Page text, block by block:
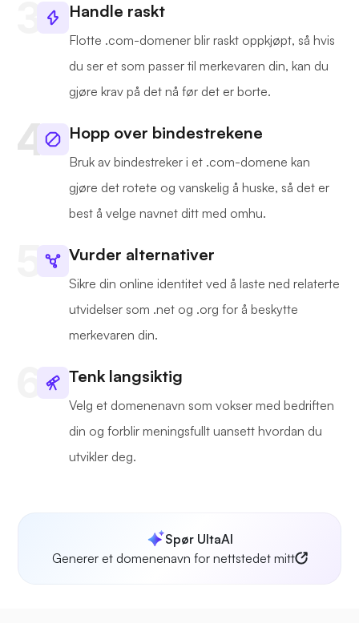
Handle raskt
Flotte .com-domener blir raskt oppkjøpt, så hvis
du ser et som passer til merkevaren din, kan du
gjøre krav på det nå før det er borte.
Hopp over bindestrekene
Bruk av bindestreker i et .com-domene kan
gjøre det rotete og vanskelig å huske, så det er
best å velge navnet ditt med omhu.
Vurder alternativer
Sikre din online identitet ved å laste ned relaterte
utvidelser som .net og .org for å beskytte
merkevaren din.
Tenk langsiktig
Velg et domenenavn som vokser med bedriften
din og forblir meningsfullt uansett hvordan du
utvikler deg.
Spør UltaAI
Generer et domenenavn for nettstedet mitt